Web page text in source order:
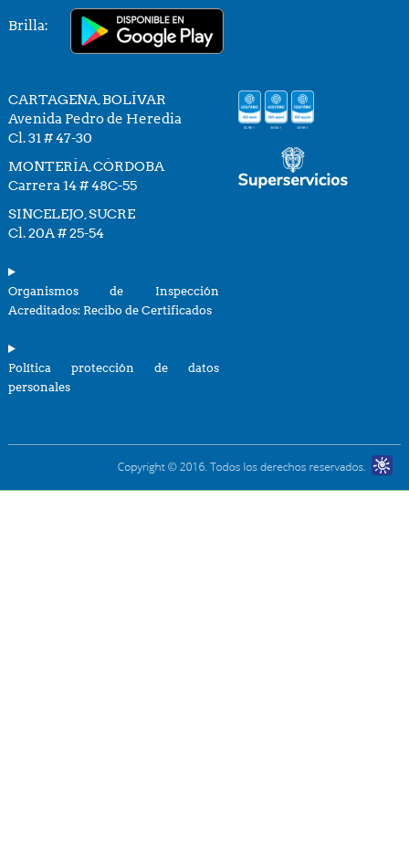
Brilla:
CARTAGENA, BOLÍVAR
Avenida Pedro de Heredia
Cl. 31 # 47-30
MONTERÍA, CÓRDOBA
Carrera 14 # 48C-55
SINCELEJO, SUCRE
Cl. 20A # 25-54
Organismos de Inspección
Acreditados: Recibo de Certificados
Política protección de datos
personales